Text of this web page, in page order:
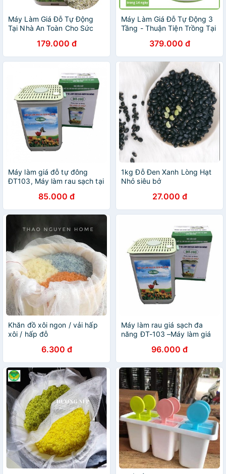
Máy Làm Giá Đỗ Tự Động
Tại Nhà An Toàn Cho Sức
200gram Hạt Đậu ]
179.000 đ
Máy Làm Giá Đỗ Tự Động 3
Tầng - Thuận Tiện Trồng Tại
379.000 đ
Máy làm giá đỗ tự đông
ĐT103, Máy làm rau sạch tại
liệu nhựa nguyên sinh bền
bảo đảm sức khoẻ
85.000 đ
1kg Đỗ Đen Xanh Lòng Hạt
Nhỏ siêu bở
27.000 đ
Khăn đồ xôi ngon / vải hấp
xôi / hấp đỗ
6.300 đ
Máy làm rau giá sạch đa
năng ĐT-103 –Máy làm giá
96.000 đ